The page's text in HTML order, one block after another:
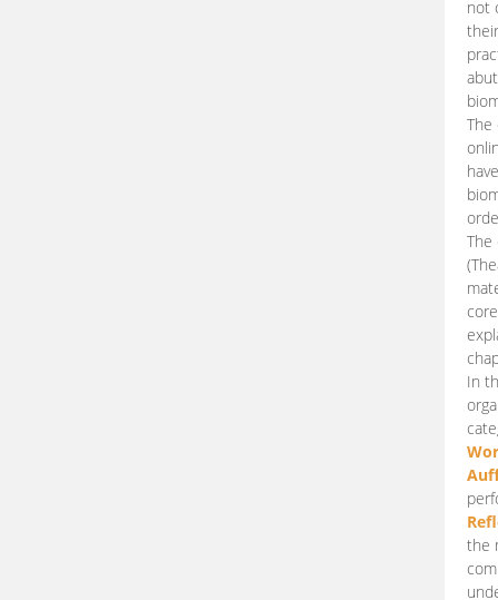
not
The
In
the